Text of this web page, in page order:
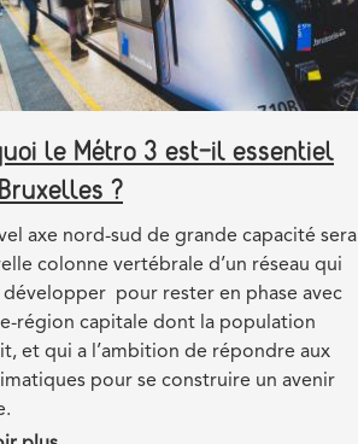
le Métro 3 est-il essentiel
?
axe nord-sud de grande capacité sera
colonne vertébrale d’un réseau qui
pour rester en phase avec
région capitale dont la population
et qui a l’ambition de répondre aux
pour se construire un avenir